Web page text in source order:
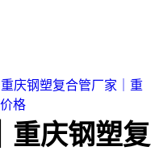
庆钢塑复合管厂家｜重
格
重庆钢塑复